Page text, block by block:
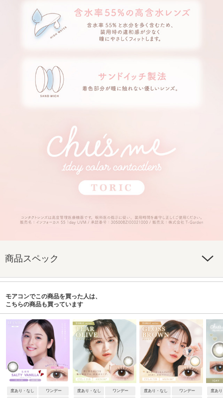
商品スペック
モアコンでこの商品を買った人は、
こちらの商品も買っています
度あり・なし ワンデー 度あり・なし ワンデー 度あり・なし ワンデー 度あ